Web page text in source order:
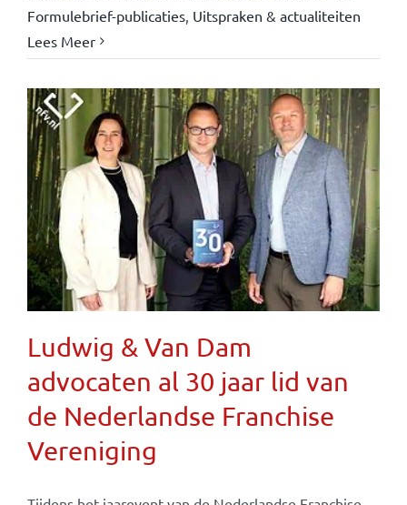
Formulebrief-publicaties, Uitspraken & actualiteiten
Lees Meer
Ludwig & Van Dam
advocaten al 30 jaar lid van
de Nederlandse Franchise
Vereniging